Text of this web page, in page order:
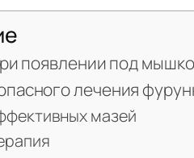
появлении под
лечения
мазей